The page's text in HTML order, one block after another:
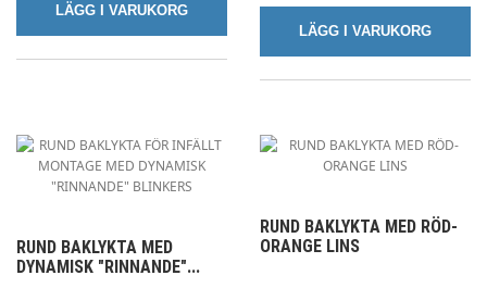
LÄGG I VARUKORG
LÄGG I VARUKORG
RUND BAKLYKTA MED
DYNAMISK "RINNANDE"...
RUND BAKLYKTA MED RÖD-
ORANGE LINS